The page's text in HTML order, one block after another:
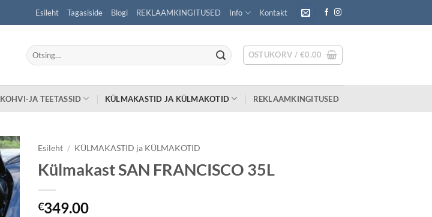
Esileht Tagasiside Blogi REKLAAMKINGITUSED Info Kontakt
Otsi: OSTUKORV / €0.00
KOHVI-JA TEETASSID KÜLMAKASTID JA KÜLMAKOTID REKLAAMKINGITUSED
Esileht / KÜLMAKASTID ja KÜLMAKOTID
Külmakast SAN FRANCISCO 35L
€349.00